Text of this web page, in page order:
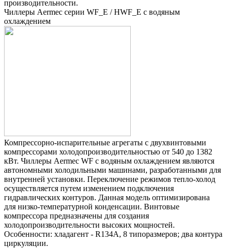
производительности.
Чиллеры Aermec серии WF_E / HWF_E с водяным
охлаждением
Компрессорно-испарительные агрегаты с двухвинтовыми
компрессорами холодопроизводительностью от 540 до 1382
кВт. Чиллеры Aermec WF с водяным охлаждением являются
автономными холодильными машинами, разработанными для
внутренней установки. Переключение режимов тепло-холод
осуществляется путем изменением подключения
гидравлических контуров. Данная модель оптимизирована
для низко-температурной конденсации. Винтовые
компрессора предназначены для создания
холодопроизводительности высоких мощностей.
Особенности: хладагент - R134A, 8 типоразмеров; два контура
циркуляции.